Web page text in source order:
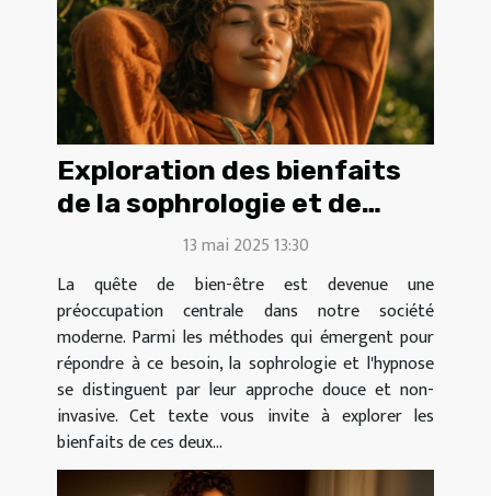
Exploration des bienfaits
de la sophrologie et de
l'hypnose pour le bien-être
13 mai 2025 13:30
La quête de bien-être est devenue une
préoccupation centrale dans notre société
moderne. Parmi les méthodes qui émergent pour
répondre à ce besoin, la sophrologie et l'hypnose
se distinguent par leur approche douce et non-
invasive. Cet texte vous invite à explorer les
bienfaits de ces deux...